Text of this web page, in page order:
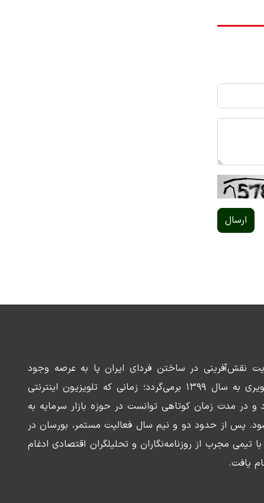
ارسال
نقش‌آفرینی در ساختن فردای ایران پا به عرصه وجود
می‌گذارد. سابقه این رسانه تصویری به سال ۱۳۹۹ برمی‌گردد؛ زمانی که تلویزیون اینترنتی
و در مدت زمان کوتاهی توانست در حوزه بازار سرمایه به
پس از حدود دو و نیم سال فعالیت مستمر، بورسان در
با تیمی مجرب از روزنامه‌نگاران و تحلیلگران اقتصادی ادغام
یافت.